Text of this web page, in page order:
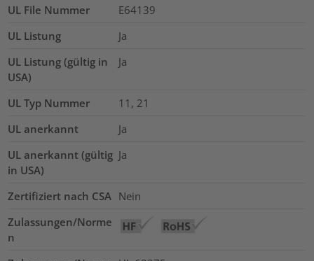
UL File Nummer
E64139
UL Listung
Ja
UL Listung (gültig in
USA)
Ja
UL Typ Nummer
11, 21
UL anerkannt
Ja
UL anerkannt (gültig
in USA)
Ja
Zertifiziert nach CSA Nein
Zulassungen/Norme
n